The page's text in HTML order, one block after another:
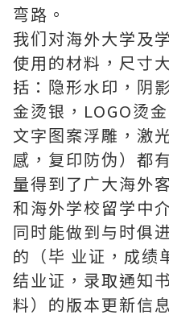
弯路。
我们对海外大学及
使用的材料，尺寸
括：隐形水印，阴
金烫银，LOGO烫
文字图案浮雕，激
感，复印防伪）都
量得到了广大海外
和海外学校留学中
同时能做到与时俱
的（毕 业证，成绩
结业证，录取通知
料）的版本更新信